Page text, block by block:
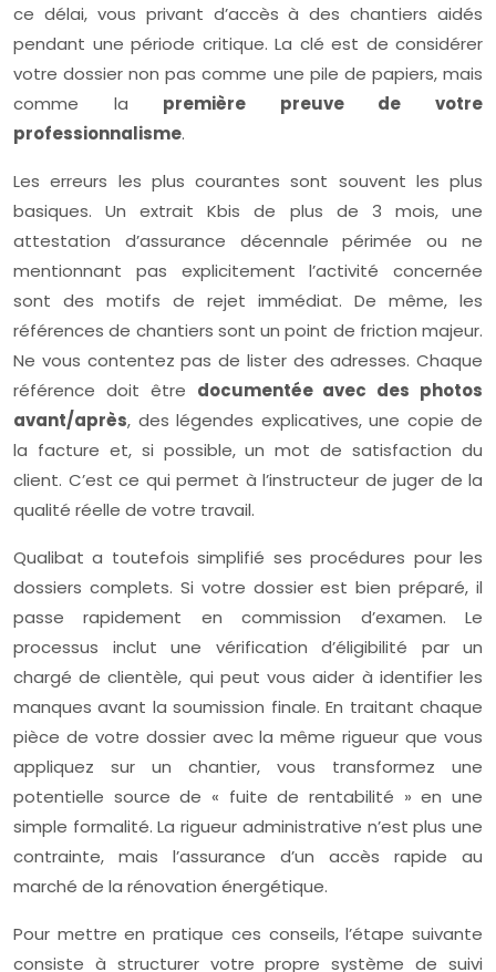
ce délai, vous privant d’accès à des chantiers aidés
pendant une période critique. La clé est de considérer
votre dossier non pas comme une pile de papiers, mais
comme la première preuve de votre
professionnalisme.
Les erreurs les plus courantes sont souvent les plus
basiques. Un extrait Kbis de plus de 3 mois, une
attestation d’assurance décennale périmée ou ne
mentionnant pas explicitement l’activité concernée
sont des motifs de rejet immédiat. De même, les
références de chantiers sont un point de friction majeur.
Ne vous contentez pas de lister des adresses. Chaque
référence doit être documentée avec des photos
avant/après, des légendes explicatives, une copie de
la facture et, si possible, un mot de satisfaction du
client. C’est ce qui permet à l’instructeur de juger de la
qualité réelle de votre travail.
Qualibat a toutefois simplifié ses procédures pour les
dossiers complets. Si votre dossier est bien préparé, il
passe rapidement en commission d’examen. Le
processus inclut une vérification d’éligibilité par un
chargé de clientèle, qui peut vous aider à identifier les
manques avant la soumission finale. En traitant chaque
pièce de votre dossier avec la même rigueur que vous
appliquez sur un chantier, vous transformez une
potentielle source de « fuite de rentabilité » en une
simple formalité. La rigueur administrative n’est plus une
contrainte, mais l’assurance d’un accès rapide au
marché de la rénovation énergétique.
Pour mettre en pratique ces conseils, l’étape suivante
consiste à structurer votre propre système de suivi